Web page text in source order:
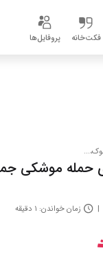
فکت‌خانه پروفایل‌ها
حمله موشکی
زمان خواندن: ۱ دقیقه